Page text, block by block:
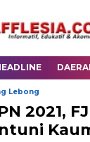
Lebong
2021,